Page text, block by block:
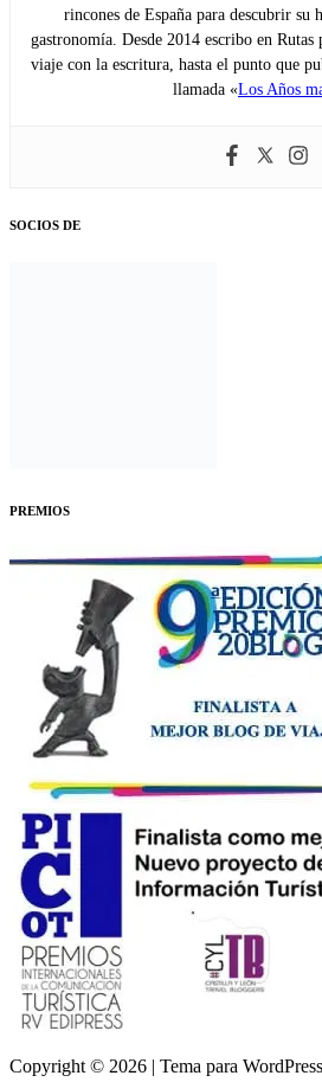
rincones de España para descubrir su
gastronomía. Desde 2014 escribo en
viaje con la escritura, hasta el punto que
llamada «Los Años
SOCIOS DE
PREMIOS
Copyright © 2026 | Tema para